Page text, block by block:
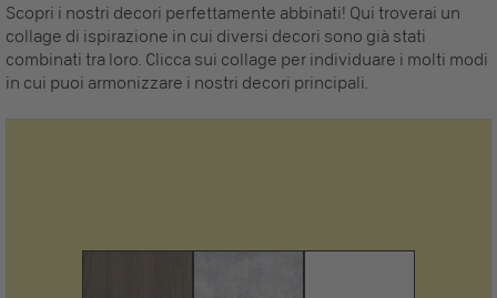
Scopri i nostri decori perfettamente abbinati! Qui troverai un
collage di ispirazione in cui diversi decori sono già stati
combinati tra loro. Clicca sui collage per individuare i molti modi
in cui puoi armonizzare i nostri decori principali.